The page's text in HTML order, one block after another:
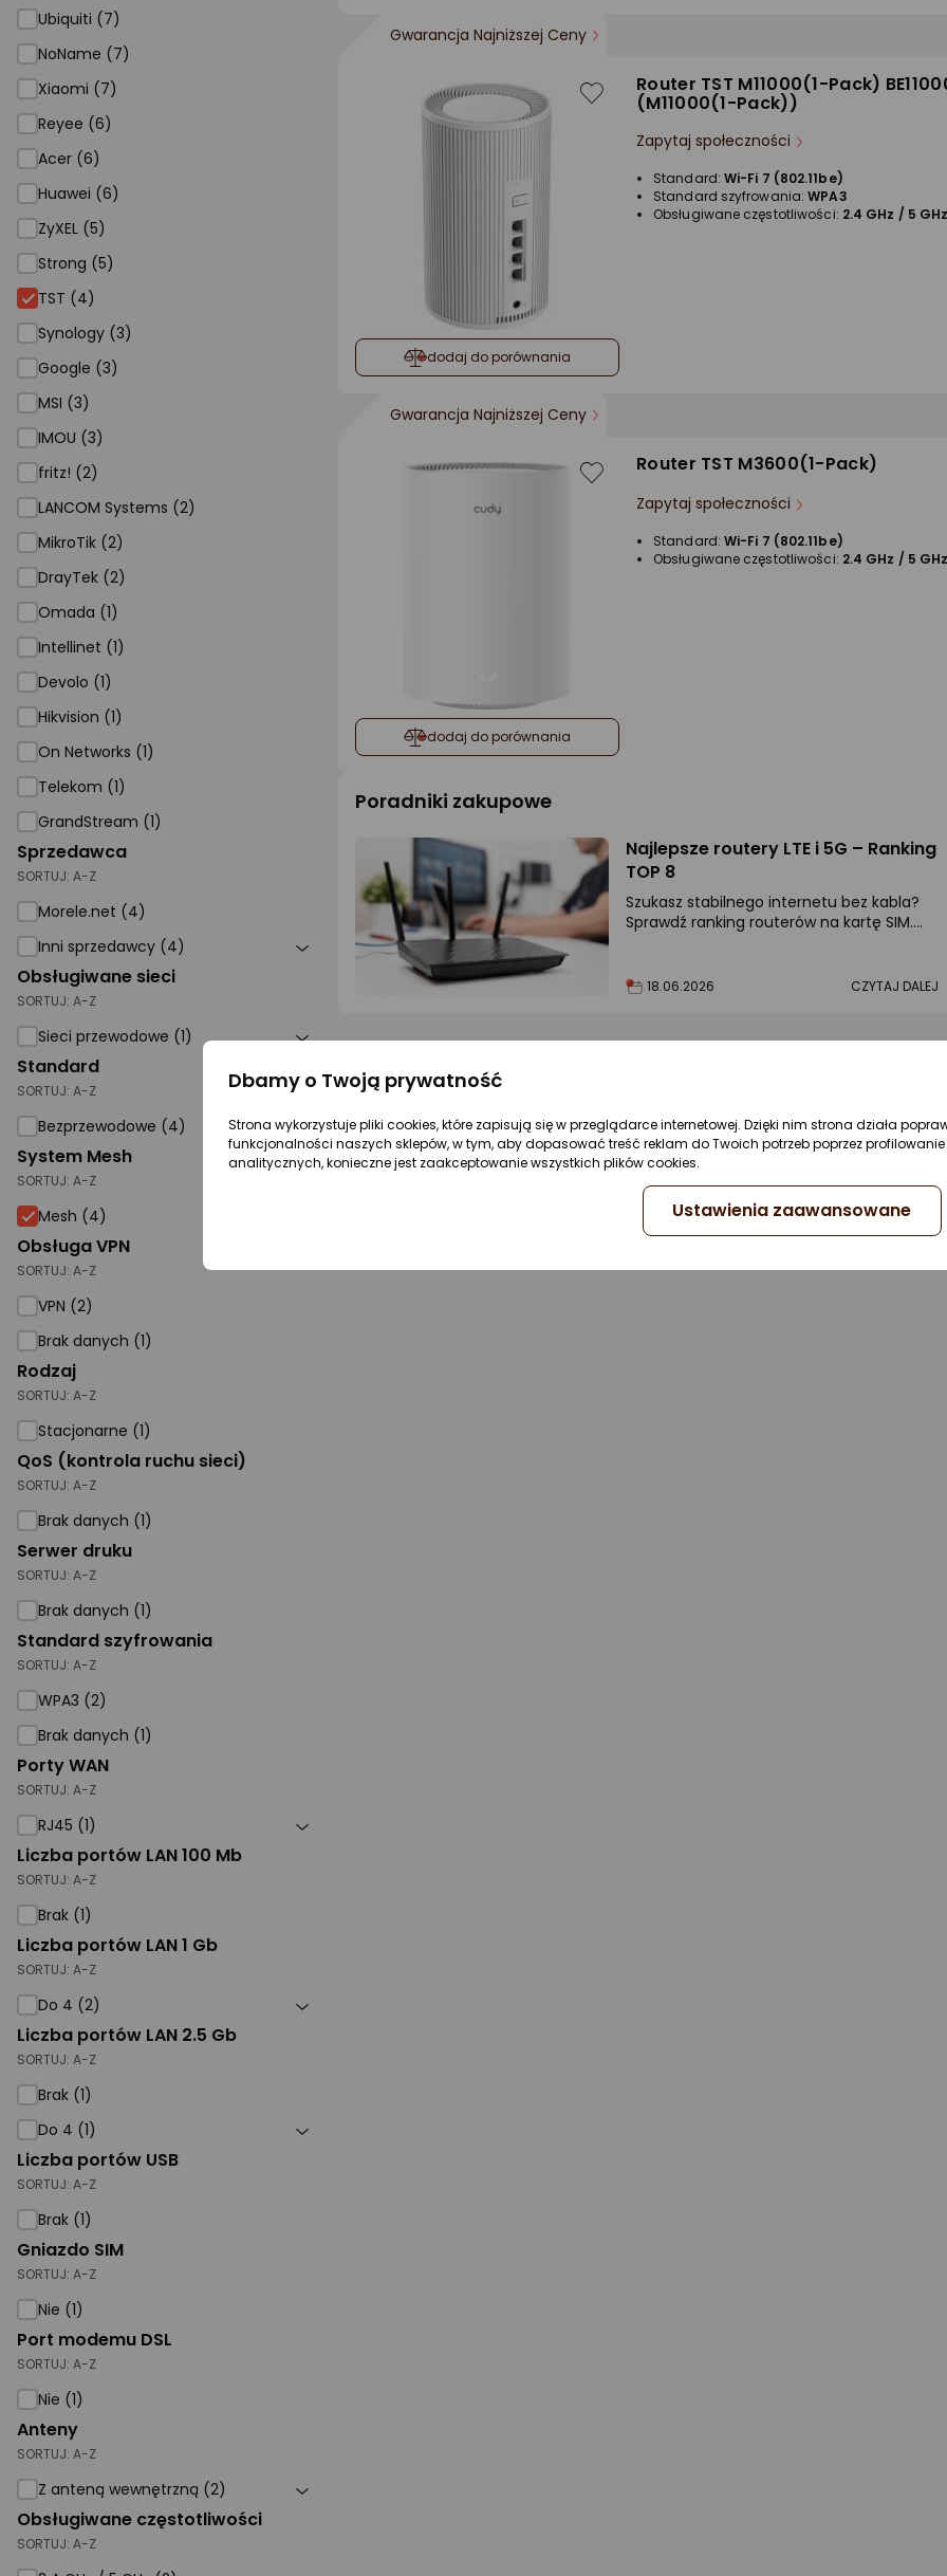
Ubiquiti (7)
NoName (7)
Xiaomi (7)
Reyee (6)
Acer (6)
Huawei (6)
ZyXEL (5)
Strong (5)
TSTTST (4)
Synology (3)
Google (3)
MSI (3)
IMOU (3)
fritz! (2)
LANCOM Systems (2)
MikroTik (2)
DrayTek (2)
Omada (1)
Intellinet (1)
Devolo (1)
Hikvision (1)
On Networks (1)
Telekom (1)
GrandStream (1)
Sprzedawca
SORTUJ: A-Z
Morele.net (4)
Inni sprzedawcy (4)
Obsługiwane sieci
SORTUJ: A-Z
Sieci przewodowe (1)
Standard
SORTUJ: A-Z
Bezprzewodowe (4)
System Mesh
SORTUJ: A-Z
MeshMesh (4)
Obsługa VPN
SORTUJ: A-Z
VPN (2)
Brak danych (1)
Rodzaj
SORTUJ: A-Z
Stacjonarne (1)
QoS (kontrola ruchu sieci)
SORTUJ: A-Z
Brak danych (1)
Serwer druku
SORTUJ: A-Z
Brak danych (1)
Standard szyfrowania
SORTUJ: A-Z
WPA3 (2)
Brak danych (1)
Porty WAN
SORTUJ: A-Z
RJ45 (1)
Liczba portów LAN 100 Mb
SORTUJ: A-Z
Brak (1)
Liczba portów LAN 1 Gb
SORTUJ: A-Z
Do 4 (2)
Liczba portów LAN 2.5 Gb
SORTUJ: A-Z
Brak (1)
Do 4 (1)
Liczba portów USB
SORTUJ: A-Z
Brak (1)
Gniazdo SIM
SORTUJ: A-Z
Nie (1)
Port modemu DSL
SORTUJ: A-Z
Nie (1)
Anteny
SORTUJ: A-Z
Z anteną wewnętrzną (2)
Obsługiwane częstotliwości
SORTUJ: A-Z
Gwarancja Najniższej Ceny
dodaj do porównania
Router TST M11000(1-Pack)
(M11000(1-Pack))
Zapytaj społeczności
Standard: Wi-Fi 7 (802.11be)
Standard szyfrowania:WPA3
Obsługiwane częstotliwości: 2.4 GHz / 5
Gwarancja Najniższej Ceny
dodaj do porównania
Router TST M3600(1-Pack)
Zapytaj społeczności
Standard: Wi-Fi 7 (802.11be)
Obsługiwane częstotliwości: 2.4 GHz / 5 GHz
Poradniki zakupowe
Najlepsze routery LTE i 5G – Ranking
TOP 8
Szukasz stabilnego internetu bez kabla?
Sprawdź ranking routerów na kartę SIM.
18.06.2026 CZYTAJ DALEJ
Dbamy o Twoją prywatność
Strona wykorzystuje pliki cookies, które zapisują się w przeglądarce internetowej. Dzięki nim strona działa
funkcjonalności naszych sklepów, w tym, aby dopasować treść reklam do Twoich potrzeb poprzez
analitycznych, konieczne jest zaakceptowanie wszystkich plików cookies.
Ustawienia zaawansowane